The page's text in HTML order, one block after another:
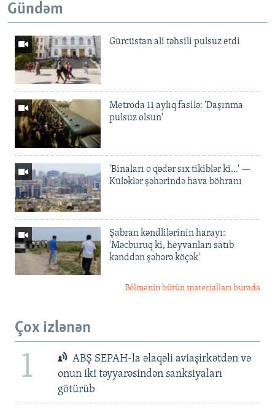
Gündəm
Gürcüstan ali təhsili pulsuz etdi
Metroda 11 aylıq fasilə: 'Daşınma
pulsuz olsun'
'Binaları o qədər sıx tikiblər ki...' —
Küləklər şəhərində hava böhranı
Şabran kəndlilərinin harayı:
'Məcburuq ki, heyvanları satıb
kənddən şəhərə köçək'
Bölmənin bütün materialları burada
Çox izlənən
1
ABŞ SEPAH-la əlaqəli aviaşirkətdən və
onun iki təyyarəsindən sanksiyaları
götürüb